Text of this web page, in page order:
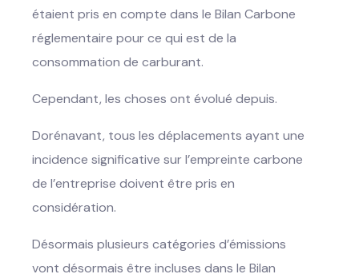
étaient pris en compte dans le Bilan Carbone
réglementaire pour ce qui est de la
consommation de carburant.
Cependant, les choses ont évolué depuis.
Dorénavant, tous les déplacements ayant une
incidence significative sur l’empreinte carbone
de l’entreprise doivent être pris en
considération.
Désormais plusieurs catégories d’émissions
vont désormais être incluses dans le Bilan